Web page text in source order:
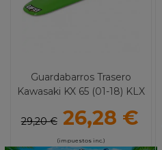
Guardabarros Trasero
Kawasaki KX 65 (01-18) KLX
UFO
29,20 € 26,28 €
(impuestos inc.)